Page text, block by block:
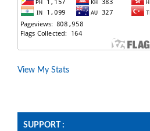
View My Stats
SUPPORT :